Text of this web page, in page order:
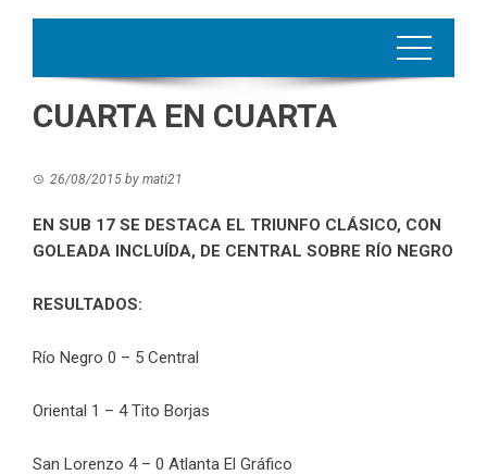
CUARTA EN CUARTA
26/08/2015 by mati21
EN SUB 17 SE DESTACA EL TRIUNFO CLÁSICO, CON
GOLEADA INCLUÍDA, DE CENTRAL SOBRE RÍO NEGRO
RESULTADOS:
Río Negro 0 – 5 Central
Oriental 1 – 4 Tito Borjas
San Lorenzo 4 – 0 Atlanta El Gráfico